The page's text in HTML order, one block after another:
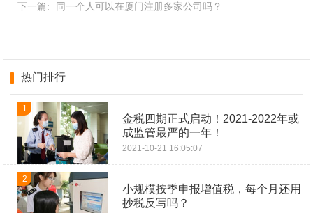
下一篇:
同一个人可以在厦门注册多家公司吗？
热门排行
1
金税四期正式启动！2021-2022年或
成监管最严的一年！
2021-10-21 16:05:07
2
小规模按季申报增值税，每个月还用
抄税反写吗？